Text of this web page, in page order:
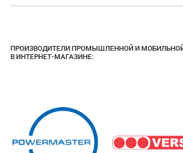
ПРОИЗВОДИТЕЛИ ПРОМЫШЛЕННОЙ И
В ИНТЕРНЕТ-МАГАЗИНЕ: